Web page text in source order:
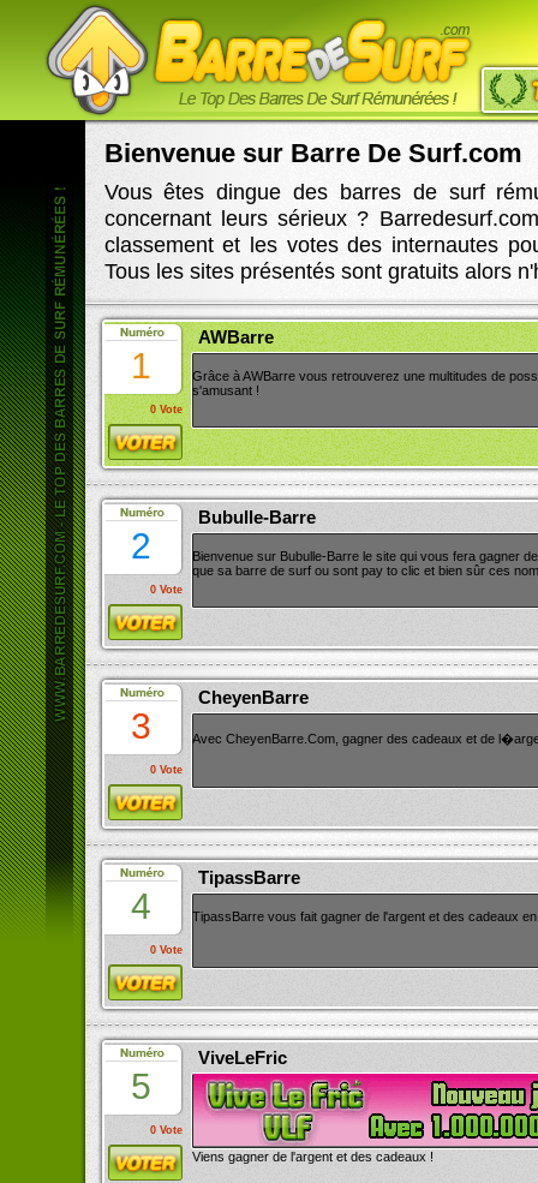
Barre - 0 Vote 3 - CheyenBarre - 0 Vote 4 -
Bienvenue sur Barre De Surf.com
Vous êtes dingue des barres de surf
concernant leurs sérieux ?
classement et les votes des internautes
Tous les sites présentés sont gratuits alors
1
0 Vote
AWBarre
Grâce à AWBarre vous retrouverez une multitudes de
s'amusant !
2
0 Vote
Bubulle-Barre
Bienvenue sur Bubulle-Barre le site qui vous fera gagner
que sa barre de surf ou sont pay to clic et bien sûr ces
3
0 Vote
CheyenBarre
Avec CheyenBarre.Com, gagner des cadeaux et de
4
0 Vote
TipassBarre
TipassBarre vous fait gagner de l'argent et des cadeaux
5
0 Vote
ViveLeFric
Viens gagner de l'argent et des cadeaux !